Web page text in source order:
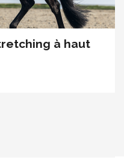
à haut